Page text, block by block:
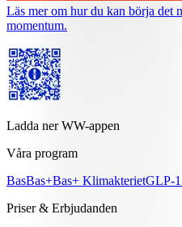
Läs mer om hur du kan börja det
momentum.
Ladda ner WW-appen
Våra program
BasBas+Bas+ KlimakterietGLP-
Priser & Erbjudanden